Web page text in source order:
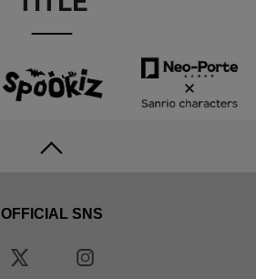
OFFICIAL SNS